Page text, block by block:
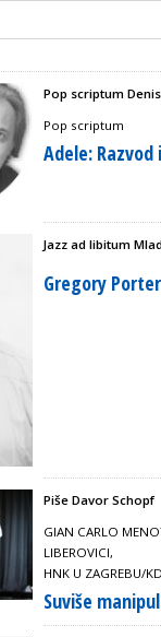
Pop scriptum
Pop scriptum
Adele:
Jazz ad libitum
Gregory Porter
Piše Davor Schopf
GIAN CARLO
LIBEROVICI,
HNK U ZAGREBU/
Suviše